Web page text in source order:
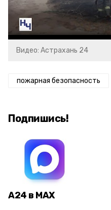
Видео: Астрахань 24
пожарная безопасность
Подпишись!
А24 в MAX